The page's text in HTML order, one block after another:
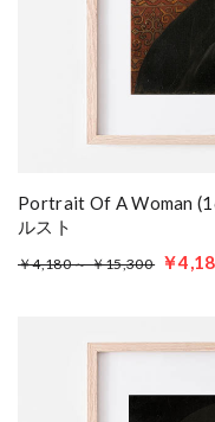
Portrait Of A Woman
ルスト
￥4,180 ～ ￥15,300 ￥